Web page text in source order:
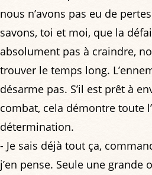
nous n’avons pas eu de
savons, toi et moi, que la
absolument pas à craindre,
trouver le temps long.
désarme pas. S’il est prêt à
combat, cela démontre toute
détermination.
- Je sais déjà tout ça,
j’en pense. Seule une grande